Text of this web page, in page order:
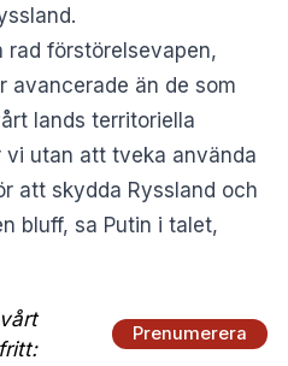
rad förstörelsevapen,
avancerade än de som
lands territoriella
utan att tveka använda
att skydda Ryssland och
bluff, sa Putin i talet,
Prenumerera